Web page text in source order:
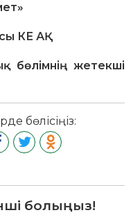
»
КЕ АҚ
бөлімнің жетекші
бөлісіңіз:
болыңыз!